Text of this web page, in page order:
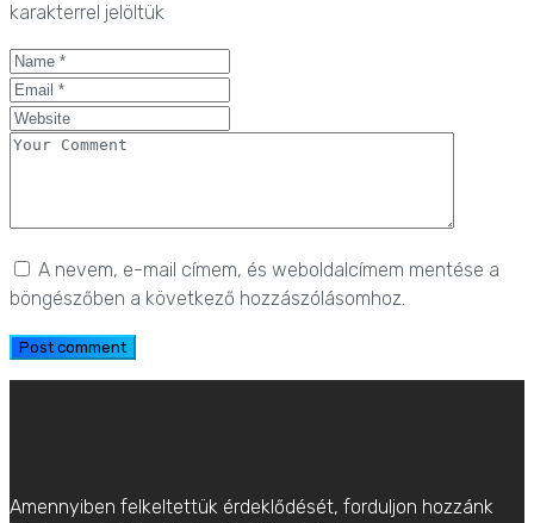
karakterrel jelöltük
A nevem, e-mail címem, és weboldalcímem mentése a
böngészőben a következő hozzászólásomhoz.
Amennyiben felkeltettük érdeklődését, forduljon hozzánk